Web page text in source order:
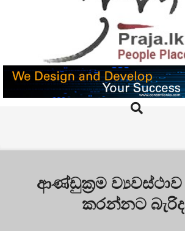
PRAJA.LK
Search
ආණ්ඩුක්‍රම ව්‍යවස්ථාව
කරන්නට